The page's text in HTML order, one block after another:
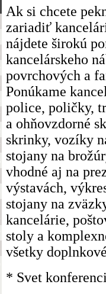
Ak si chcete
zariadiť
nájdete širokú
kancelárskeho
povrchových a
Ponúkame
police, poličky,
a ohňovzdorné
skrinky, vozíky
stojany na
vhodné aj na
výstavách,
stojany na
kancelárie,
stoly a
všetky
* Svet